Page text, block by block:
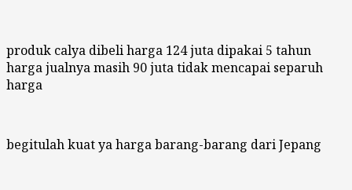
produk calya dibeli harga 124 juta dipakai 5 tahun
harga jualnya masih 90 juta tidak mencapai separuh
harga
begitulah kuat ya harga barang-barang dari Jepang